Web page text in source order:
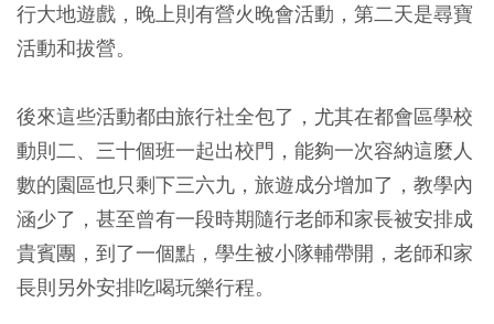
行大地遊戲，晚上則有營火晚會活動，第二天是尋寶
活動和拔營。
後來這些活動都由旅行社全包了，尤其在都會區學校
動則二、三十個班一起出校門，能夠一次容納這麼人
數的園區也只剩下三六九，旅遊成分增加了，教學內
涵少了，甚至曾有一段時期隨行老師和家長被安排成
貴賓團，到了一個點，學生被小隊輔帶開，老師和家
長則另外安排吃喝玩樂行程。